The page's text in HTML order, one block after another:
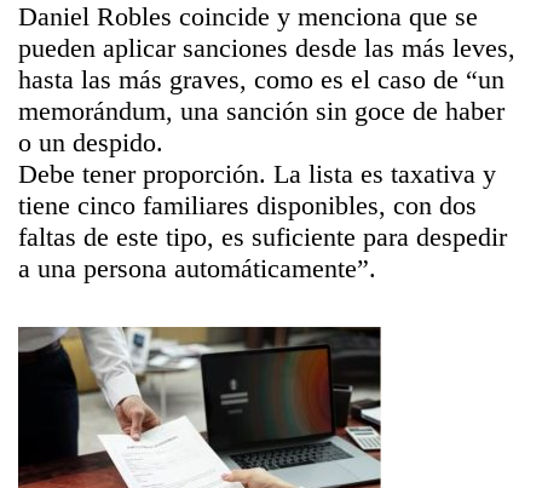
Daniel Robles coincide y menciona que se
pueden aplicar sanciones desde las más leves,
hasta las más graves, como es el caso de “un
memorándum, una sanción sin goce de haber
o un despido.
Debe tener proporción. La lista es taxativa y
tiene cinco familiares disponibles, con dos
faltas de este tipo, es suficiente para despedir
a una persona automáticamente”.